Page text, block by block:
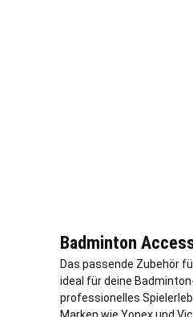
Badminton
Das passende Zubehör
ideal für deine
professionelles